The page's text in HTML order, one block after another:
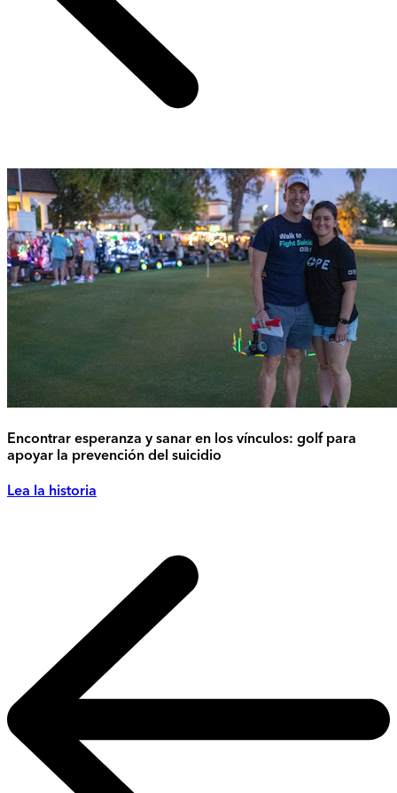
Encontrar esperanza y sanar en los vínculos: golf para
apoyar la prevención del suicidio
Lea la historia